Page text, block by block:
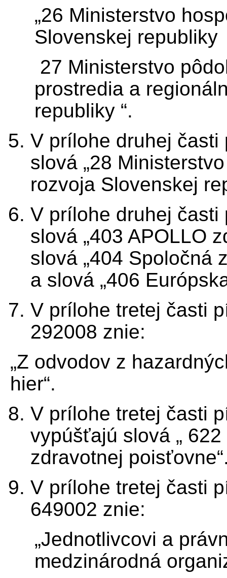
„26 Ministerstvo
Slovenskej
27 Ministerstvo
prostredia a
republiky “.
V prílohe druhej
slová „28
rozvoja Slovenskej
V prílohe druhej
slová „403 APOLLO
slová „404 Spoločná
a slová „406
V prílohe tretej časti
292008 znie:
„Z odvodov z
hier“.
V prílohe tretej časti
vypúšťajú slová „
zdravotnej
V prílohe tretej časti
649002 znie:
„Jednotlivcovi a
medzinárodná